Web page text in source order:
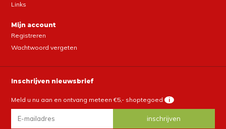
Links
Mijn account
Registreren
Wachtwoord vergeten
Inschrijven nieuwsbrief
Meld u nu aan en ontvang meteen €5,- shoptegoed i